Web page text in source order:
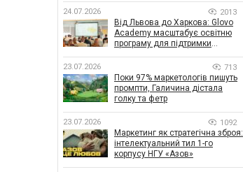
24.07.2026 2013
Від Львова до Харкова: Glovo
Academy масштабує освітню
програму для підтримки
23.07.2026 713
Поки 97% маркетологів пишуть
промпти, Галичина дістала
голку та фетр
23.07.2026 1092
Маркетинг як стратегічна зброя:
інтелектуальний тил 1-го
корпусу НГУ «Азов»